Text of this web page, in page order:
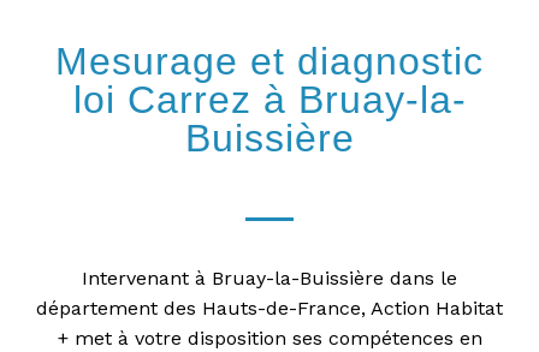
Mesurage et diagnostic
loi Carrez à Bruay-la-
Buissière
Intervenant à Bruay-la-Buissière dans le
département des Hauts-de-France, Action Habitat
+ met à votre disposition ses compétences en